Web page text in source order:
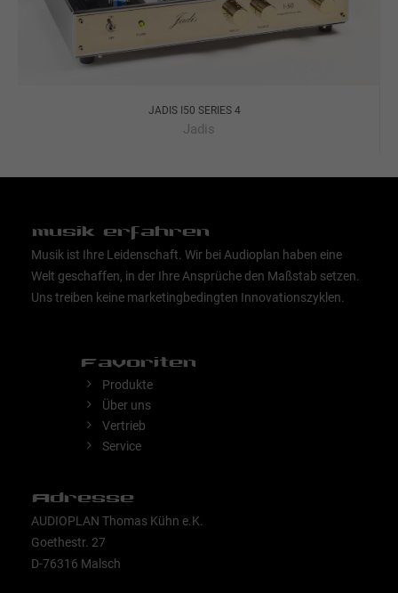
JADIS I50 SERIES 4
Jadis
musik erfahren
Musik ist Ihre Leidenschaft. Wir bei Audioplan haben eine
Welt geschaffen, in der Ihre Ansprüche den Maßstab setzen.
Uns treiben keine marketingbedingten Innovationszyklen.
Favoriten
Produkte
Über uns
Vertrieb
Service
Adresse
AUDIOPLAN Thomas Kühn e.K.
Goethestr. 27
D-76316 Malsch